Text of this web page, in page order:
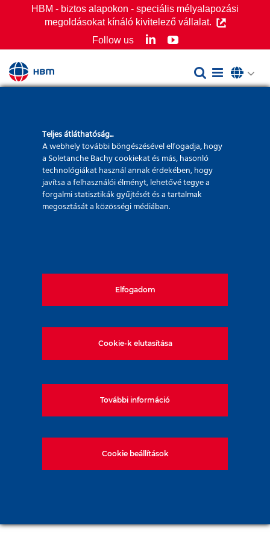
HBM - biztos alapokon - speciális mélyalapozási
megoldásokat kínáló kivitelező vállalat.
Follow us
LinkedInYouTube
HBM Debrecen
Kereskedelmi
Iroda
+36-1-577-5000
Teljes átláthatóság...
A webhely további böngészésével elfogadja, hogy
a Soletanche Bachy cookiekat és más, hasonló
technológiákat használ annak érdekében, hogy
javítsa a felhasználói élményt, lehetővé tegye a
forgalmi statisztikák gyűjtését és a tartalmak
megosztását a közösségi médiában.
Elfogadom
Cookie-k elutasítása
További információ
Cookie beállítások